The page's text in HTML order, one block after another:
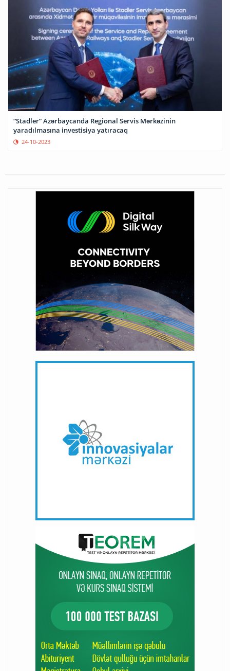
“Stadler” Azərbaycanda Regional Servis Mərkəzinin
yaradılmasına investisiya yatıracaq
24-10-2023